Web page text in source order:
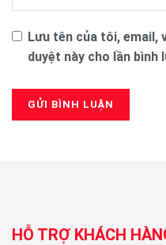
Lưu tên của tôi,
duyệt này cho lần bình
HỖ TRỢ KHÁCH